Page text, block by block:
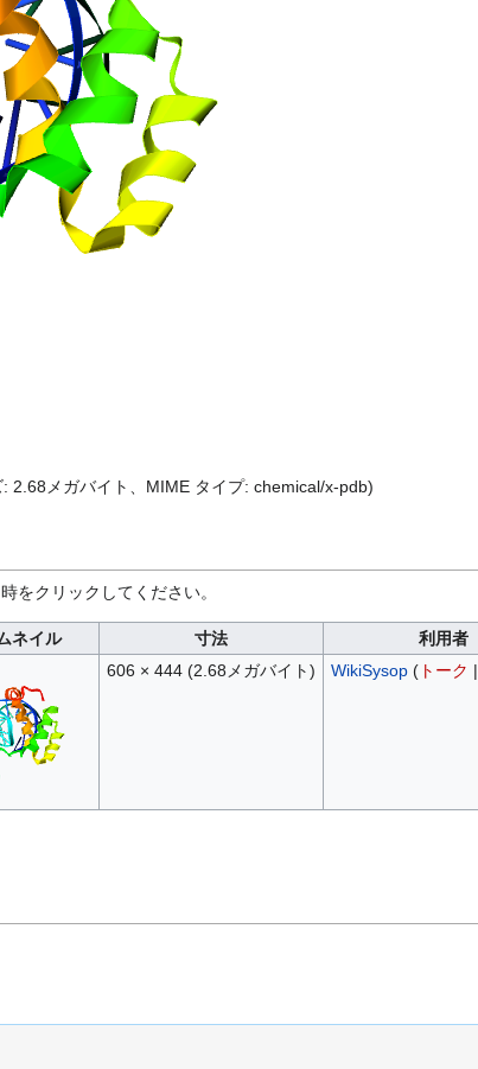
2.68メガバイト、MIME タイプ: chemical/x-pdb)
をクリックしてください。
ネイル 寸法 利用者
606 × 444 (2.68メガバイト) WikiSysop (トーク |